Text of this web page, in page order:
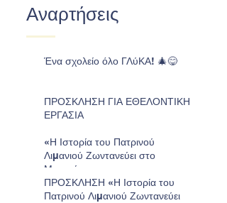
Αναρτήσεις
Ένα σχολείο όλο ΓΛύΚΑ! 🎄😋
ΠΡΟΣΚΛΗΣΗ ΓΙΑ ΕΘΕΛΟΝΤΙΚΗ
ΕΡΓΑΣΙΑ
«Η Ιστορία του Πατρινού
Λιμανιού Ζωντανεύει στο
Μουσείο»
ΠΡΟΣΚΛΗΣΗ «Η Ιστορία του
Πατρινού Λιμανιού Ζωντανεύει